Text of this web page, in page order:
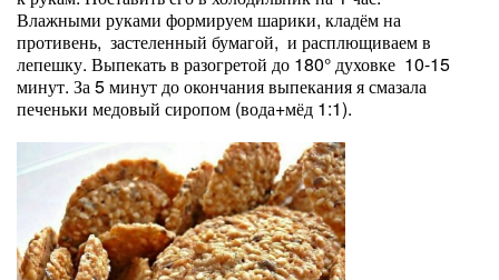
Влажными руками формируем шарики, кладём на
противень, застеленный бумагой, и расплющиваем в
лепешку. Выпекать в разогретой до 180° духовке 10-15
минут. За 5 минут до окончания выпекания я смазала
печеньки медовый сиропом (вода+мёд 1:1).